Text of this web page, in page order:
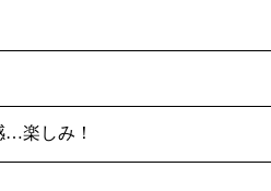
…楽しみ！